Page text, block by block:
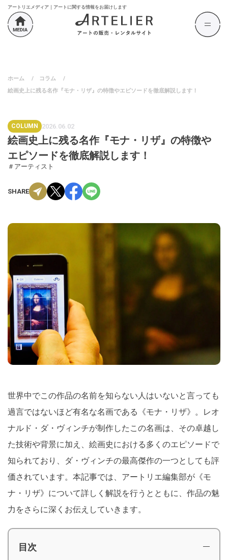
アートリエメディア｜アートに関する情報をお届けします
ホーム / コラム /
絵画史上に残る名作『モナ・リザ』の特徴やエピソードを徹底解説します！
COLUMN 2026.06.02
絵画史上に残る名作『モナ・リザ』の特徴や
エピソードを徹底解説します！
＃アーティスト
SHARE
世界中でこの作品の名前を知らない人はいないと言っても
過言ではないほど有名な名画である《モナ・リザ》。レオ
ナルド・ダ・ヴィンチが制作したこの名画は、その卓越し
た技術や背景に加え、絵画史における多くのエピソードで
知られており、ダ・ヴィンチの最高傑作の一つとしても評
価されています。本記事では、アートリエ編集部が《モ
ナ・リザ》について詳しく解説を行うとともに、作品の魅
力をさらに深くお伝えしていきます。
目次